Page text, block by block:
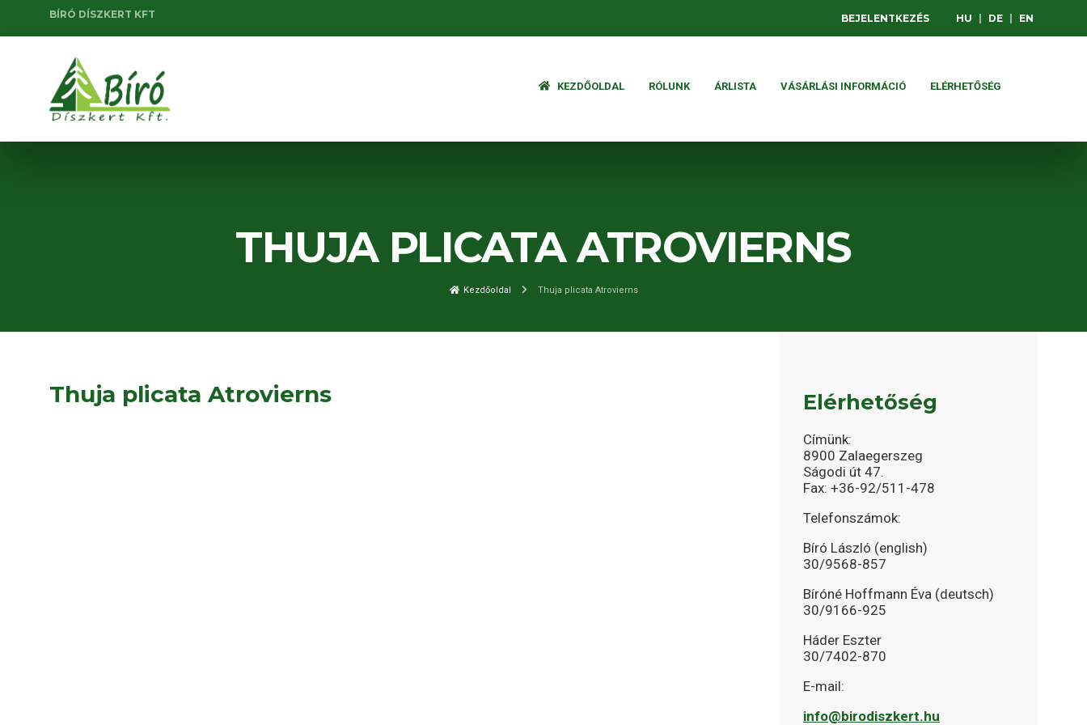
BÍRÓ DÍSZKERT KFT BEJELENTKEZÉS HU DE EN
KEZDŐOLDAL RÓLUNK ÁRLISTA VÁSÁRLÁSI INFORMÁCIÓ ELÉRHETŐSÉG
THUJA PLICATA ATROVIERNS
Kezdőoldal Thuja plicata Atrovierns
Thuja plicata Atrovierns Elérhetőség
Címünk:
8900 Zalaegerszeg
Ságodi út 47.
Fax: +36-92/511-478
Telefonszámok:
Bíró László (english)
30/9568-857
Bíróné Hoffmann Éva (deutsch)
30/9166-925
Háder Eszter
30/7402-870
E-mail:
info@birodiszkert.hu